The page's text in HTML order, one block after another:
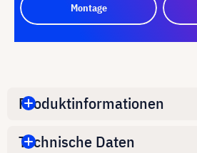
Montage
Produktinformationen
Technische Daten